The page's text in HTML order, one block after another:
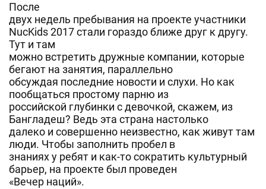
После
двух недель пребывания на проекте участники
NucKids 2017 стали гораздо ближе друг к другу.
Тут и там
можно встретить дружные компании, которые
бегают на занятия, параллельно
обсуждая последние новости и слухи. Но как
пообщаться простому парню из
российской глубинки с девочкой, скажем, из
Бангладеш? Ведь эта страна настолько
далеко и совершенно неизвестно, как живут там
люди. Чтобы заполнить пробел в
знаниях у ребят и как-то сократить культурный
барьер, на проекте был проведен
«Вечер наций».